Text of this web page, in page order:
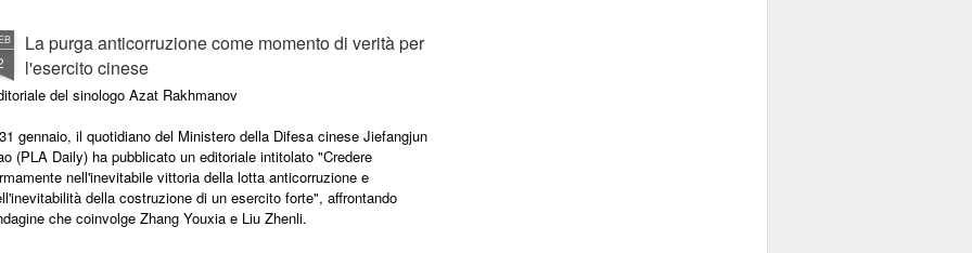
La purga anticorruzione come momento di verità per
l'esercito cinese
del sinologo Azat Rakhmanov
gennaio, il quotidiano del Ministero della Difesa cinese Jiefangjun
(PLA Daily) ha pubblicato un editoriale intitolato "Credere
nell'inevitabile vittoria della lotta anticorruzione e
della costruzione di un esercito forte", affrontando
che coinvolge Zhang Youxia e Liu Zhenli.